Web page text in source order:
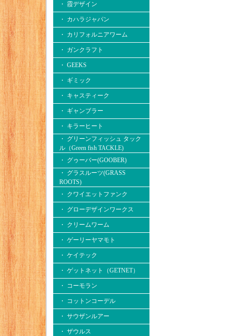
・ 霞デザイン
・ カハラジャパン
・ カリフォルニアワーム
・ ガンクラフト
・ GEEKS
・ ギミック
・ キャスティーク
・ ギャンブラー
・ キラーヒート
・ グリーンフィッシュ タック
ル（Green fish TACKLE)
・ グゥーバー(GOOBER)
・ グラスルーツ(GRASS
ROOTS)
・ クワイエットファンク
・ グローデザインワークス
・ クリームワーム
・ ゲーリーヤマモト
・ ケイテック
・ ゲットネット（GETNET）
・ コーモラン
・ コットンコーデル
・ サウザンルアー
・ ザウルス